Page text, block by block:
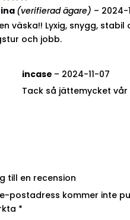
(verifierad ägare) – 2024-
väska!! Lyxig, snygg,
och jobb.
incase – 2024-11-07
Tack så jättemycket
till en recension
postadress kommer inte
*